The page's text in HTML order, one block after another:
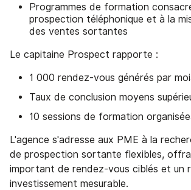
Programmes de formation
prospection téléphonique et à la
des ventes sortantes
Le capitaine Prospect rapporte :
1 000 rendez-vous générés par
Taux de conclusion moyens
10 sessions de formation
L'agence s'adresse aux PME à la
de prospection sortante flexibles,
important de rendez-vous ciblés et un
investissement mesurable.